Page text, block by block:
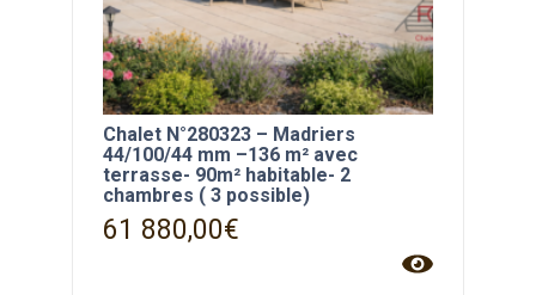
Chalet N°280323 – Madriers
44/100/44 mm –136 m² avec
terrasse- 90m² habitable- 2
chambres ( 3 possible)
61 880,00€